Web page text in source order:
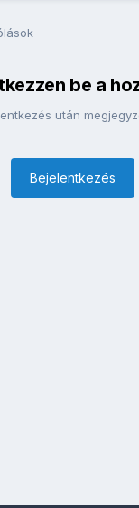
be a
után
Bejelentkezés